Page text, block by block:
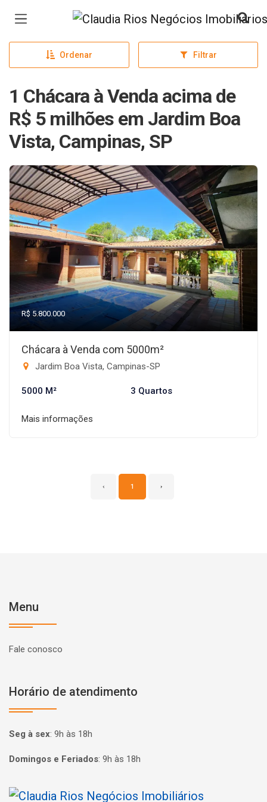
Página inicial
Ordenar Filtrar
1 Chácara à Venda acima de
R$ 5 milhões em Jardim Boa
Vista, Campinas, SP
R$ 5.800.000
Chácara à Venda com 5000m²
Jardim Boa Vista, Campinas-SP
5000 M² 3 Quartos
Mais informações
‹ 1 ›
Menu
Fale conosco
Horário de atendimento
Seg à sex: 9h às 18h
Domingos e Feriados: 9h às 18h
Página inicial